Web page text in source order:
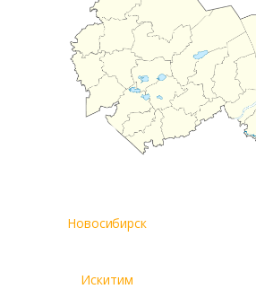
Новосибирск
Искитим